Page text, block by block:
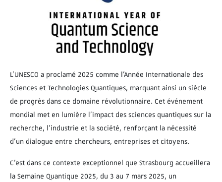
L’UNESCO a proclamé 2025 comme l’Année Internationale des
Sciences et Technologies Quantiques, marquant ainsi un siècle
de progrès dans ce domaine révolutionnaire. Cet événement
mondial met en lumière l’impact des sciences quantiques sur la
recherche, l’industrie et la société, renforçant la nécessité
d’un dialogue entre chercheurs, entreprises et citoyens.
C’est dans ce contexte exceptionnel que Strasbourg accueillera
la Semaine Quantique 2025, du 3 au 7 mars 2025, un